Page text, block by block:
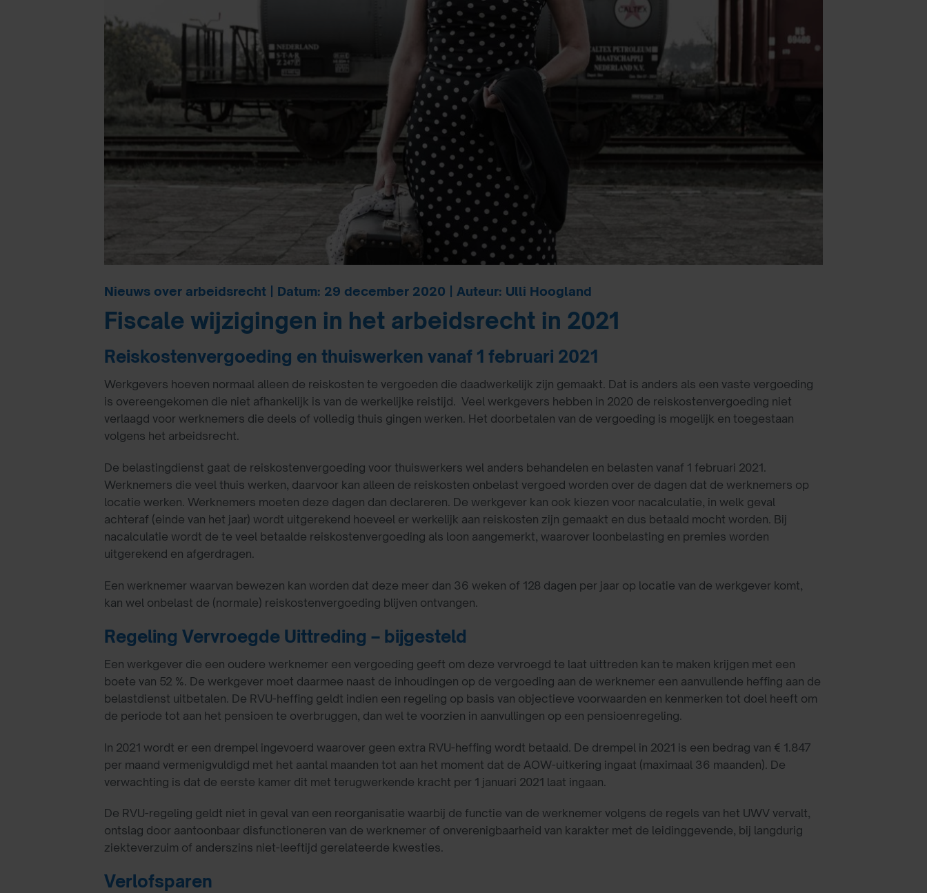
Nieuws over arbeidsrecht | Datum: 29 december 2020 | Auteur: Ulli Hoogland
Fiscale wijzigingen in het arbeidsrecht in 2021
Reiskostenvergoeding en thuiswerken vanaf 1 februari 2021
Werkgevers hoeven normaal alleen de reiskosten te vergoeden die daadwerkelijk zijn gemaakt. Dat is anders als een vaste vergoeding
is overeengekomen die niet afhankelijk is van de werkelijke reistijd. Veel werkgevers hebben in 2020 de reiskostenvergoeding niet
verlaagd voor werknemers die deels of volledig thuis gingen werken. Het doorbetalen van de vergoeding is mogelijk en toegestaan
volgens het arbeidsrecht.
De belastingdienst gaat de reiskostenvergoeding voor thuiswerkers wel anders behandelen en belasten vanaf 1 februari 2021.
Werknemers die veel thuis werken, daarvoor kan alleen de reiskosten onbelast vergoed worden over de dagen dat de werknemers op
locatie werken. Werknemers moeten deze dagen dan declareren. De werkgever kan ook kiezen voor nacalculatie, in welk geval
achteraf (einde van het jaar) wordt uitgerekend hoeveel er werkelijk aan reiskosten zijn gemaakt en dus betaald mocht worden. Bij
nacalculatie wordt de te veel betaalde reiskostenvergoeding als loon aangemerkt, waarover loonbelasting en premies worden
uitgerekend en afgerdragen.
Een werknemer waarvan bewezen kan worden dat deze meer dan 36 weken of 128 dagen per jaar op locatie van de werkgever komt,
kan wel onbelast de (normale) reiskostenvergoeding blijven ontvangen.
Regeling Vervroegde Uittreding – bijgesteld
Een werkgever die een oudere werknemer een vergoeding geeft om deze vervroegd te laat uittreden kan te maken krijgen met een
boete van 52 %. De werkgever moet daarmee naast de inhoudingen op de vergoeding aan de werknemer een aanvullende heffing aan de
belastdienst uitbetalen. De RVU-heffing geldt indien een regeling op basis van objectieve voorwaarden en kenmerken tot doel heeft om
de periode tot aan het pensioen te overbruggen, dan wel te voorzien in aanvullingen op een pensioenregeling.
In 2021 wordt er een drempel ingevoerd waarover geen extra RVU-heffing wordt betaald. De drempel in 2021 is een bedrag van € 1.847
per maand vermenigvuldigd met het aantal maanden tot aan het moment dat de AOW-uitkering ingaat (maximaal 36 maanden). De
verwachting is dat de eerste kamer dit met terugwerkende kracht per 1 januari 2021 laat ingaan.
De RVU-regeling geldt niet in geval van een reorganisatie waarbij de functie van de werknemer volgens de regels van het UWV vervalt,
ontslag door aantoonbaar disfunctioneren van de werknemer of onverenigbaarheid van karakter met de leidinggevende, bij langdurig
ziekteverzuim of anderszins niet-leeftijd gerelateerde kwesties.
Verlofsparen